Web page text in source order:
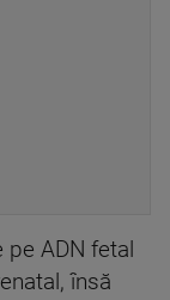
ADN fetal
însă